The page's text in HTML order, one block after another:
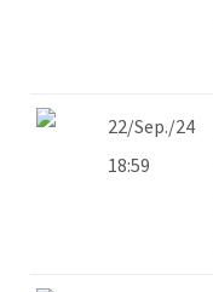
22/Sep./24
18:59